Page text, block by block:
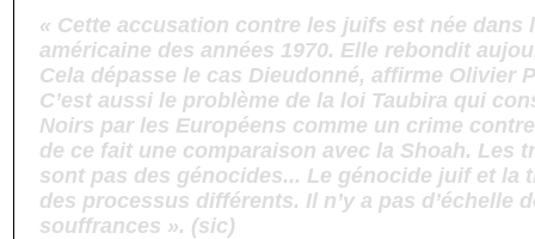
« Cette accusation contre les juifs est née dans
américaine des années 1970. Elle rebondit
Cela dépasse le cas Dieudonné, affirme Olivier
C’est aussi le problème de la loi Taubira qui
Noirs par les Européens comme un crime
de ce fait une comparaison avec la Shoah. Les
sont pas des génocides... Le génocide juif et la
des processus différents. Il n’y a pas d’échelle
souffrances ». (sic)